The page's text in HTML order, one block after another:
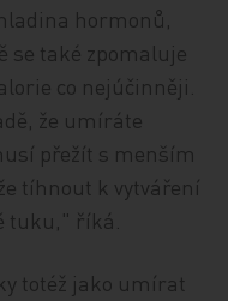
hormonů,
se také zpomaluje
co nejúčinněji.
že umíráte
přežít s menším
tíhnout k vytváření
tuku," říká.
totéž jako umírat